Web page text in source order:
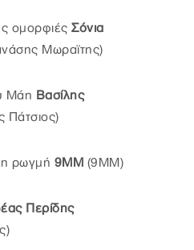
ομορφιές Σόνια
Μωραϊτης)
Μάη Βασίλης
Πάτσιος)
ρωγμή 9ΜΜ (9ΜΜ)
Περίδης